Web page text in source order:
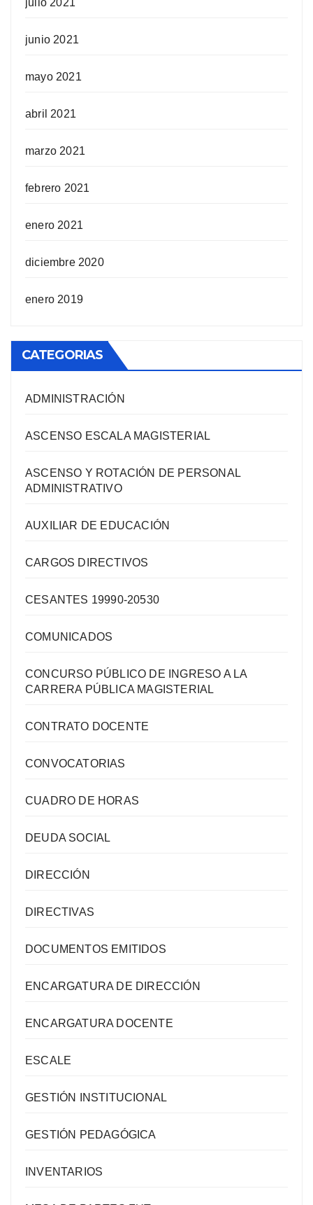
junio 2021
mayo 2021
abril 2021
marzo 2021
febrero 2021
enero 2021
diciembre 2020
enero 2019
CATEGORIAS
ADMINISTRACIÓN
ASCENSO ESCALA MAGISTERIAL
ASCENSO Y ROTACIÓN DE PERSONAL
ADMINISTRATIVO
AUXILIAR DE EDUCACIÓN
CARGOS DIRECTIVOS
CESANTES 19990-20530
COMUNICADOS
CONCURSO PÚBLICO DE INGRESO A LA
CARRERA PÚBLICA MAGISTERIAL
CONTRATO DOCENTE
CONVOCATORIAS
CUADRO DE HORAS
DEUDA SOCIAL
DIRECCIÓN
DIRECTIVAS
DOCUMENTOS EMITIDOS
ENCARGATURA DE DIRECCIÓN
ENCARGATURA DOCENTE
ESCALE
GESTIÓN INSTITUCIONAL
GESTIÓN PEDAGÓGICA
INVENTARIOS